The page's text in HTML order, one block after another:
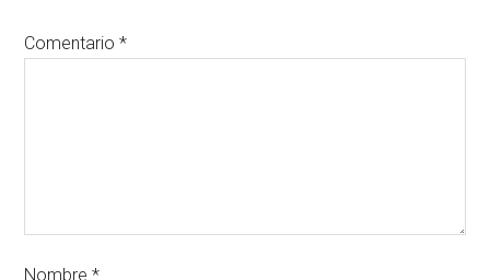
Comentario*
Nombre*